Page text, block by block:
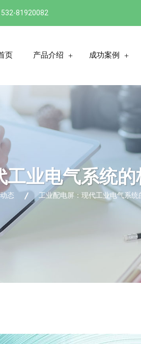
81920082
页 产品介绍 成功案例
工业电气系统
态 工业配电屏：现代工业电气系统